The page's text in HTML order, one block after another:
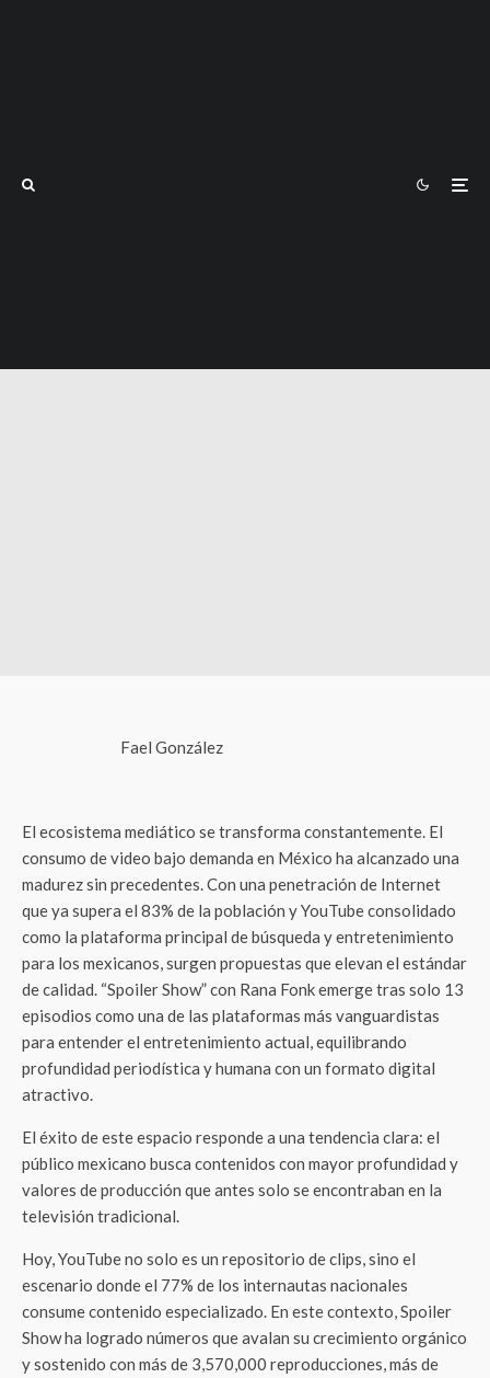
Fael González
El ecosistema mediático se transforma constantemente. El
consumo de video bajo demanda en México ha alcanzado una
madurez sin precedentes. Con una penetración de Internet
que ya supera el 83% de la población y YouTube consolidado
como la plataforma principal de búsqueda y entretenimiento
para los mexicanos, surgen propuestas que elevan el estándar
de calidad. “Spoiler Show” con Rana Fonk emerge tras solo 13
episodios como una de las plataformas más vanguardistas
para entender el entretenimiento actual, equilibrando
profundidad periodística y humana con un formato digital
atractivo.
El éxito de este espacio responde a una tendencia clara: el
público mexicano busca contenidos con mayor profundidad y
valores de producción que antes solo se encontraban en la
televisión tradicional.
Hoy, YouTube no solo es un repositorio de clips, sino el
escenario donde el 77% de los internautas nacionales
consume contenido especializado. En este contexto, Spoiler
Show ha logrado números que avalan su crecimiento orgánico
y sostenido con más de 3,570,000 reproducciones, más de